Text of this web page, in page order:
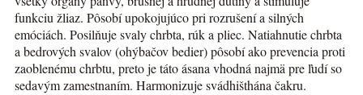
funkciu žliaz. Pôsobí upokojujúco pri rozrušení a silných
emóciách. Posilňuje svaly chrbta, rúk a pliec. Natiahnutie chrbta
a bedrových svalov (ohýbačov bedier) pôsobí ako prevencia proti
zaoblenému chrbtu, preto je táto ásana vhodná najmä pre ľudí so
sedavým zamestnaním. Harmonizuje svádhišthána čakru.